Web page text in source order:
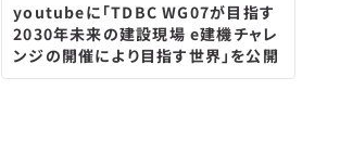
youtubeに「TDBC WG07が目指す
2030年未来の建設現場 e建機チャレ
ンジの開催により目指す世界」を公開